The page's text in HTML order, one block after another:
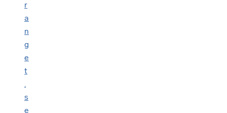
r
a
n
g
e
t
.
s
e